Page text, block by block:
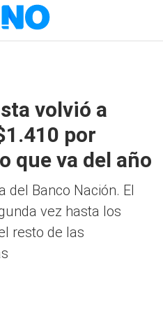
volvió a
por
que va del año
del Banco Nación. El
vez hasta los
resto de las